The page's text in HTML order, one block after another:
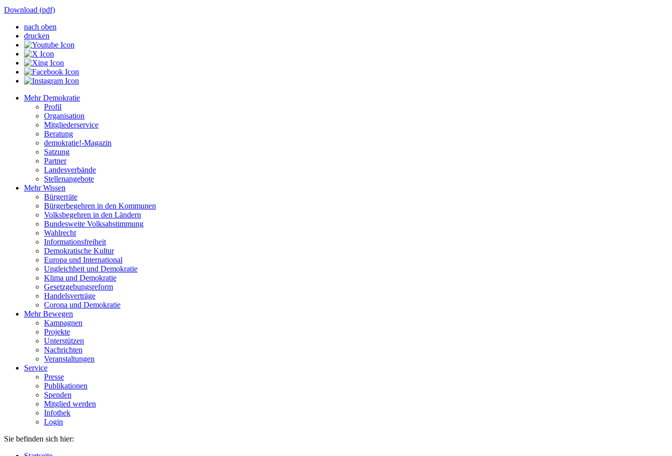
Download (pdf)
nach oben
drucken
Mehr Demokratie
Profil
Organisation
Mitgliederservice
Beratung
demokratie!-Magazin
Satzung
Partner
Landesverbände
Stellenangebote
Mehr Wissen
Bürgerräte
Bürgerbegehren in den Kommunen
Volksbegehren in den Ländern
Bundesweite Volksabstimmung
Wahlrecht
Informationsfreiheit
Demokratische Kultur
Europa und International
Ungleichheit und Demokratie
Klima und Demokratie
Gesetzgebungsreform
Handelsverträge
Corona und Demokratie
Mehr Bewegen
Kampagnen
Projekte
Unterstützen
Nachrichten
Veranstaltungen
Service
Presse
Publikationen
Spenden
Mitglied werden
Infothek
Login
Sie befinden sich hier: